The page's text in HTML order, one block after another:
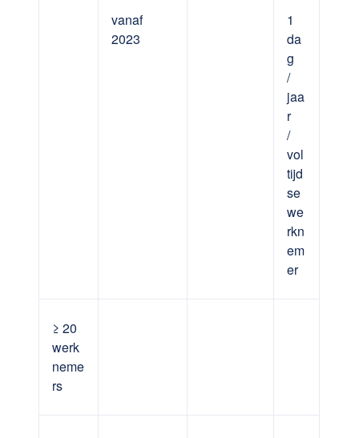
vanaf
2023
1
da
g
/
jaa
r
/
vol
tijd
se
we
rkn
em
er
≥ 20
werk
neme
rs